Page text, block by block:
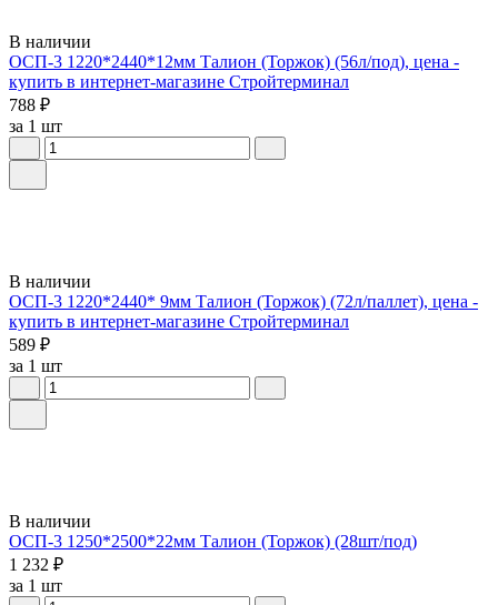
В наличии
ОСП-3 1220*2440*12мм Талион (Торжок) (56л/под), цена -
купить в интернет-магазине Стройтерминал
788 ₽
за 1 шт
В наличии
ОСП-3 1220*2440* 9мм Талион (Торжок) (72л/паллет), цена -
купить в интернет-магазине Стройтерминал
589 ₽
за 1 шт
В наличии
ОСП-3 1250*2500*22мм Талион (Торжок) (28шт/под)
1 232 ₽
за 1 шт